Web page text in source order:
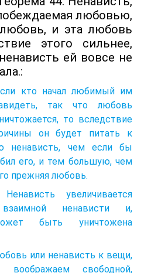
любовью,
и эта любовь
этого сильнее,
ей вовсе не
кто начал любимый им
так что любовь
то вследствие
он будет питать к
ненависть, чем если бы
его, и тем большую, чем
прежняя любовь.
увеличивается
ненависти и,
быть уничтожена
или ненависть к вещи,
свободной,